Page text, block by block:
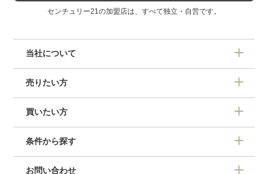
センチュリー21の加盟店は、すべて独立・自営です。
当社について
売りたい方
買いたい方
条件から探す
お問い合わせ